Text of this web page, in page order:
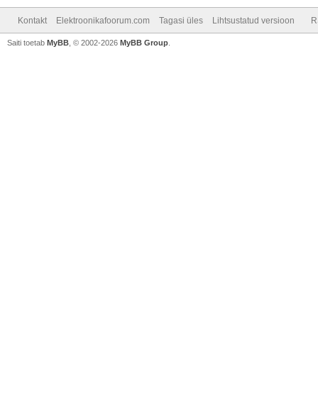
Kontakt Elektroonikafoorum.com Tagasi üles Lihtsustatud versioon
Saiti toetab MyBB , © 2002-2026 MyBB Group